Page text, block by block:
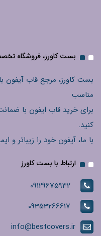
بست کاورز، فروشگاه
بست کاورز، مرجع قاب آیفون
مناسب
برای خرید قاب ایفون با
کنید.
با ما، آیفون خود را زیباتر و
ارتباط با بست کاورز
09129675932
09353266617
info@bestcovers.ir